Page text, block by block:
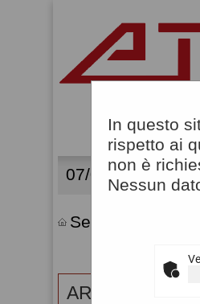
07/08/2026
Sei qui:
In questo
rispetto ai
non è
Nessun
AREA